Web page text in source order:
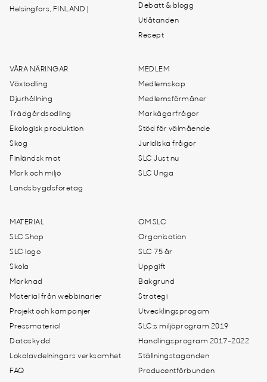
Helsingfors, FINLAND |
Debatt & blogg
Utlåtanden
Recept
VÅRA NÄRINGAR
Växtodling
Djurhållning
Trädgårdsodling
Ekologisk produktion
Skog
Finländsk mat
Mark och miljö
Landsbygdsföretag
MEDLEM
Medlemskap
Medlemsförmåner
Markägarfrågor
Stöd för välmående
Juridiska frågor
SLC Just nu
SLC Unga
MATERIAL
SLC Shop
SLC logo
Skola
Marknad
Material från webbinarier
Projekt och kampanjer
Pressmaterial
Dataskydd
Lokalavdelningars verksamhet
FAQ
OM SLC
Organisation
SLC 75 år
Uppgift
Bakgrund
Strategi
Utvecklingsprogam
SLC:s miljöprogram 2019
Handlingsprogram 2017-2022
Ställningstaganden
Producentförbunden